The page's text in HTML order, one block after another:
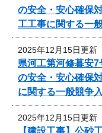
の安全・安心確保
工工事に関する一
2025年12月15日更新
県河工第河修暮安
の安全・安心確保
に関する一般競争
2025年12月15日更新
【建設工事】公